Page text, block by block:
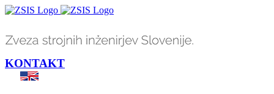
Skip
KONTAKT